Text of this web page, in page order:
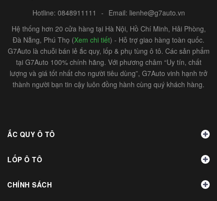
Hotline: 0848911111 - Email: lienhe@g7auto.vn
Hệ thống hơn 20 cửa hàng tại Hà Nội, Hồ Chí Minh, Hải Phòng,
Đà Nẵng, Phú Thọ (Xem chi tiết) - Hỗ trợ giao hàng toàn quốc.
G7Auto là chuỗi bán lẻ ắc quy, lốp & phụ tùng ô tô. Các sản phẩm
tại G7Auto 100% chính hãng. Với phương châm “Uy tín, chất
lượng và giá tốt nhất cho người tiêu dùng”, G7Auto vinh hạnh trở
thành người bạn tin cậy luôn đồng hành cùng quý khách hàng.
ẮC QUY Ô TÔ
LỐP Ô TÔ
CHÍNH SÁCH